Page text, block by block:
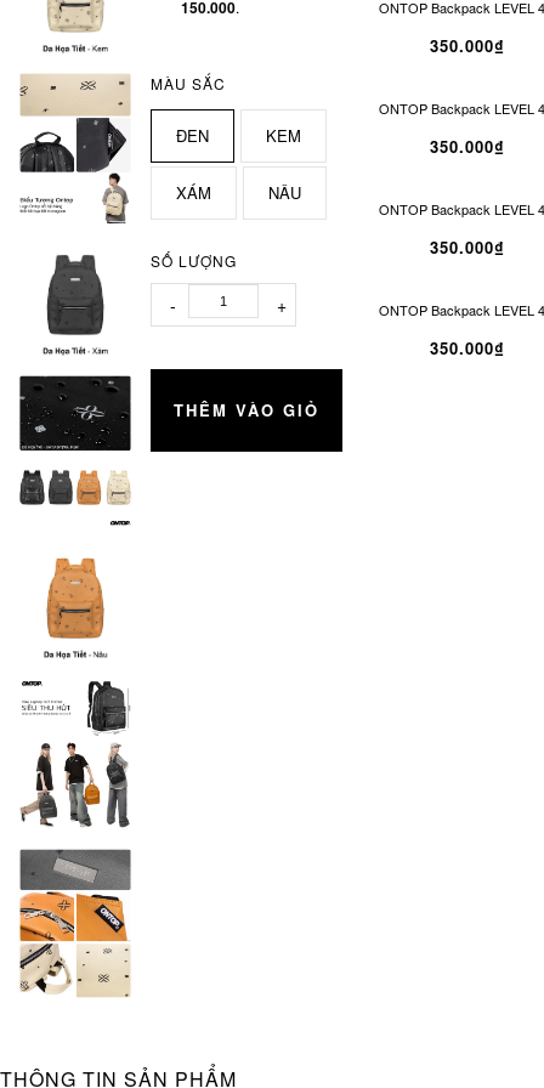
150.000.
MÀU SẮC
ĐEN KEM
XÁM NÂU
SỐ LƯỢNG
- +
THÊM VÀO GIỎ
THÔNG TIN SẢN PHẨM
ONTOP Backpack LEVEL
350.000₫
ONTOP Backpack LEVEL
350.000₫
ONTOP Backpack LEVEL
350.000₫
ONTOP Backpack LEVEL
350.000₫